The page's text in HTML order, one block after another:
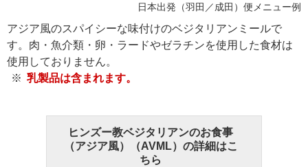
日本出発（羽田／成田）便メニュー例
アジア風のスパイシーな味付けのベジタリアンミールで
す。肉・魚介類・卵・ラードやゼラチンを使用した食材は
使用しておりません。
乳製品は含まれます。
ヒンズー教ベジタリアンのお食事
（アジア風）（AVML）の詳細はこ
ちら